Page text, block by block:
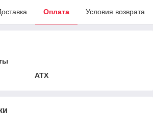
Оплата Условия возврата
ATX